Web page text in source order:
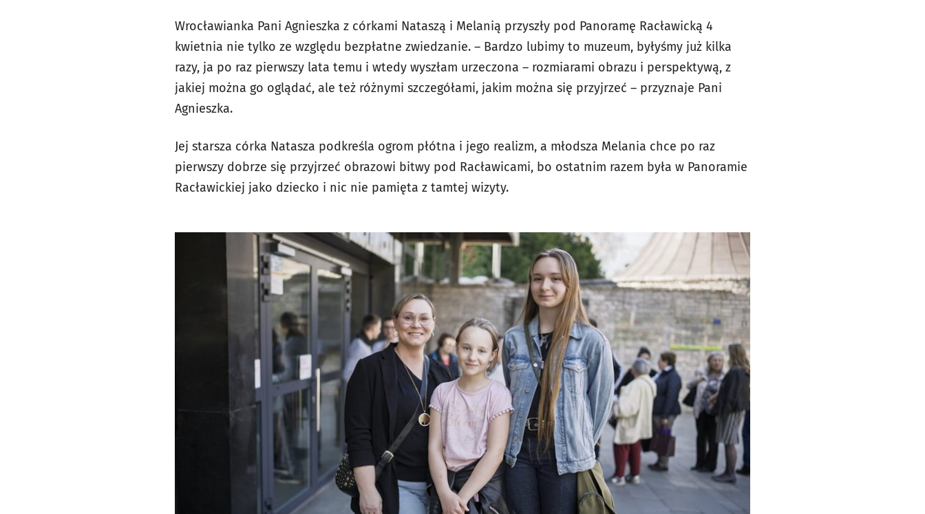
Wrocławianka Pani Agnieszka z córkami Nataszą i Melanią przyszły pod Panoramę Racławicką 4
kwietnia nie tylko ze względu bezpłatne zwiedzanie. – Bardzo lubimy to muzeum, byłyśmy już kilka
razy, ja po raz pierwszy lata temu i wtedy wyszłam urzeczona – rozmiarami obrazu i perspektywą, z
jakiej można go oglądać, ale też różnymi szczegółami, jakim można się przyjrzeć – przyznaje Pani
Agnieszka.
Jej starsza córka Natasza podkreśla ogrom płótna i jego realizm, a młodsza Melania chce po raz
pierwszy dobrze się przyjrzeć obrazowi bitwy pod Racławicami, bo ostatnim razem była w Panoramie
Racławickiej jako dziecko i nic nie pamięta z tamtej wizyty.